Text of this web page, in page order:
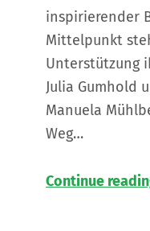
inspirierender
Mittelpunkt
Unterstützung
Julia Gumhold
Manuela
Weg…
Continue